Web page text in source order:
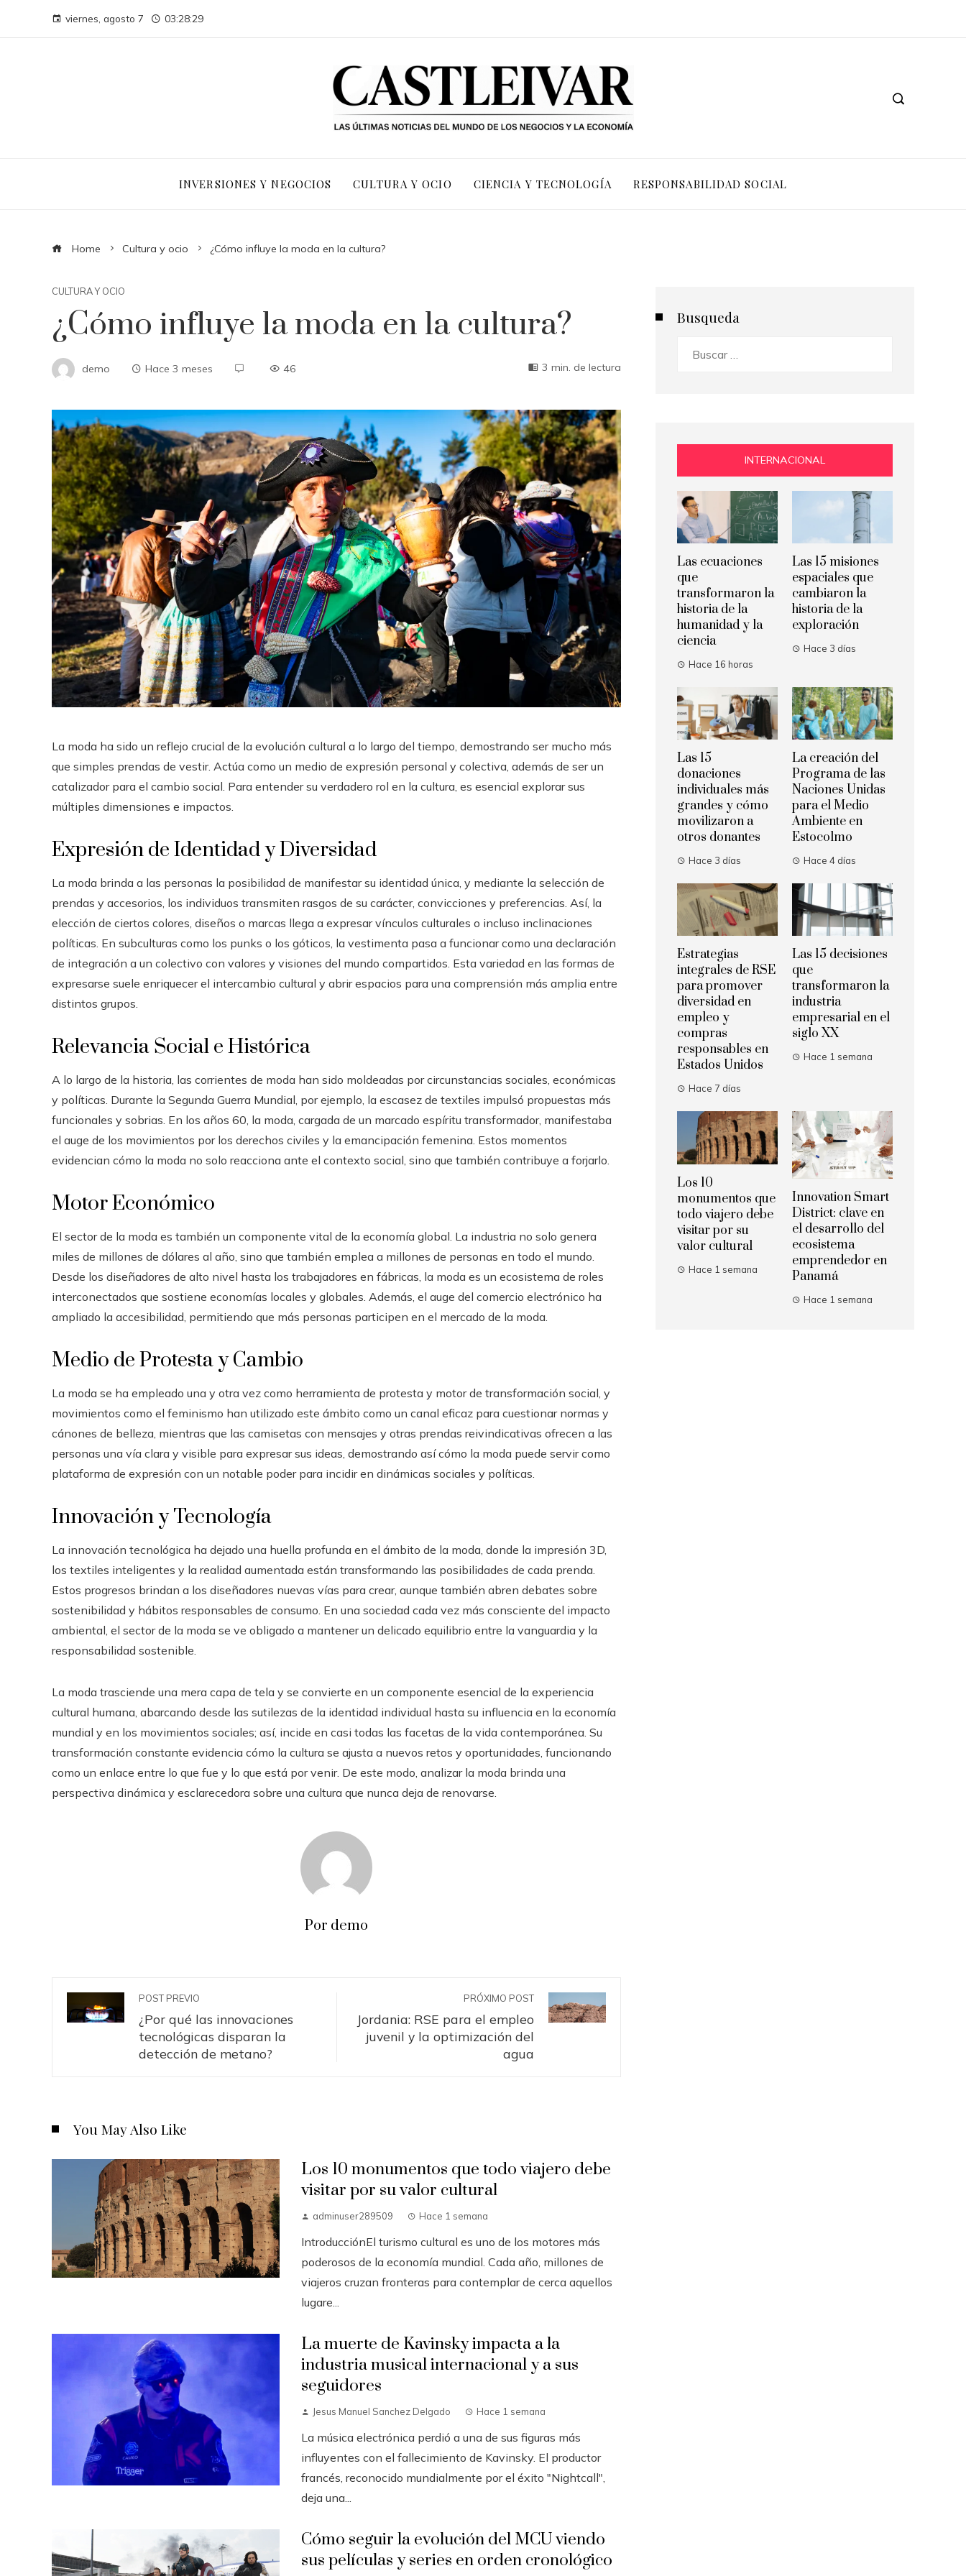
viernes, agosto 7 03:28:30
INVERSIONES Y NEGOCIOS CULTURA Y OCIO CIENCIA Y TECNOLOGÍA RESPONSABILIDAD SOCIAL
Home Cultura y ocio ¿Cómo influye la moda en la cultura?
CULTURA Y OCIO
¿Cómo influye la moda en la cultura?
demo Hace 3 meses 46 3 min. de lectura
La moda ha sido un reflejo crucial de la evolución cultural a lo largo del tiempo, demostrando ser mucho más
que simples prendas de vestir. Actúa como un medio de expresión personal y colectiva, además de ser un
catalizador para el cambio social. Para entender su verdadero rol en la cultura, es esencial explorar sus
múltiples dimensiones e impactos.
Expresión de Identidad y Diversidad
La moda brinda a las personas la posibilidad de manifestar su identidad única, y mediante la selección de
prendas y accesorios, los individuos transmiten rasgos de su carácter, convicciones y preferencias. Así, la
elección de ciertos colores, diseños o marcas llega a expresar vínculos culturales o incluso inclinaciones
políticas. En subculturas como los punks o los góticos, la vestimenta pasa a funcionar como una declaración
de integración a un colectivo con valores y visiones del mundo compartidos. Esta variedad en las formas de
expresarse suele enriquecer el intercambio cultural y abrir espacios para una comprensión más amplia entre
distintos grupos.
Relevancia Social e Histórica
A lo largo de la historia, las corrientes de moda han sido moldeadas por circunstancias sociales, económicas
y políticas. Durante la Segunda Guerra Mundial, por ejemplo, la escasez de textiles impulsó propuestas más
funcionales y sobrias. En los años 60, la moda, cargada de un marcado espíritu transformador, manifestaba
el auge de los movimientos por los derechos civiles y la emancipación femenina. Estos momentos
evidencian cómo la moda no solo reacciona ante el contexto social, sino que también contribuye a forjarlo.
Motor Económico
El sector de la moda es también un componente vital de la economía global. La industria no solo genera
miles de millones de dólares al año, sino que también emplea a millones de personas en todo el mundo.
Desde los diseñadores de alto nivel hasta los trabajadores en fábricas, la moda es un ecosistema de roles
interconectados que sostiene economías locales y globales. Además, el auge del comercio electrónico ha
ampliado la accesibilidad, permitiendo que más personas participen en el mercado de la moda.
Medio de Protesta y Cambio
La moda se ha empleado una y otra vez como herramienta de protesta y motor de transformación social, y
movimientos como el feminismo han utilizado este ámbito como un canal eficaz para cuestionar normas y
cánones de belleza, mientras que las camisetas con mensajes y otras prendas reivindicativas ofrecen a las
personas una vía clara y visible para expresar sus ideas, demostrando así cómo la moda puede servir como
plataforma de expresión con un notable poder para incidir en dinámicas sociales y políticas.
Innovación y Tecnología
La innovación tecnológica ha dejado una huella profunda en el ámbito de la moda, donde la impresión 3D,
los textiles inteligentes y la realidad aumentada están transformando las posibilidades de cada prenda.
Estos progresos brindan a los diseñadores nuevas vías para crear, aunque también abren debates sobre
sostenibilidad y hábitos responsables de consumo. En una sociedad cada vez más consciente del impacto
ambiental, el sector de la moda se ve obligado a mantener un delicado equilibrio entre la vanguardia y la
responsabilidad sostenible.
La moda trasciende una mera capa de tela y se convierte en un componente esencial de la experiencia
cultural humana, abarcando desde las sutilezas de la identidad individual hasta su influencia en la economía
mundial y en los movimientos sociales; así, incide en casi todas las facetas de la vida contemporánea. Su
transformación constante evidencia cómo la cultura se ajusta a nuevos retos y oportunidades, funcionando
como un enlace entre lo que fue y lo que está por venir. De este modo, analizar la moda brinda una
perspectiva dinámica y esclarecedora sobre una cultura que nunca deja de renovarse.
Por demo
POST PREVIO
¿Por qué las innovaciones
tecnológicas disparan la
detección de metano?
PRÓXIMO POST
Jordania: RSE para el empleo
juvenil y la optimización del
agua
You May Also Like
Los 10 monumentos que todo viajero debe
visitar por su valor cultural
adminuser289509 Hace 1 semana
IntroducciónEl turismo cultural es uno de los motores más
poderosos de la economía mundial. Cada año, millones de
viajeros cruzan fronteras para contemplar de cerca aquellos
lugare...
La muerte de Kavinsky impacta a la
industria musical internacional y a sus
seguidores
Jesus Manuel Sanchez Delgado Hace 1 semana
La música electrónica perdió a una de sus figuras más
influyentes con el fallecimiento de Kavinsky. El productor
francés, reconocido mundialmente por el éxito "Nightcall",
deja una...
Cómo seguir la evolución del MCU viendo
sus películas y series en orden cronológico
Busqueda
INTERNACIONAL
Las ecuaciones
que
transformaron la
historia de la
humanidad y la
ciencia
Hace 16 horas
Las 15 misiones
espaciales que
cambiaron la
historia de la
exploración
Hace 3 días
Las 15
donaciones
individuales más
grandes y cómo
movilizaron a
otros donantes
Hace 3 días
La creación del
Programa de las
Naciones Unidas
para el Medio
Ambiente en
Estocolmo
Hace 4 días
Estrategias
integrales de RSE
para promover
diversidad en
empleo y
compras
responsables en
Estados Unidos
Hace 7 días
Las 15 decisiones
que
transformaron la
industria
empresarial en el
siglo XX
Hace 1 semana
Los 10
monumentos que
todo viajero debe
visitar por su
valor cultural
Hace 1 semana
Innovation Smart
District: clave en
el desarrollo del
ecosistema
emprendedor en
Panamá
Hace 1 semana